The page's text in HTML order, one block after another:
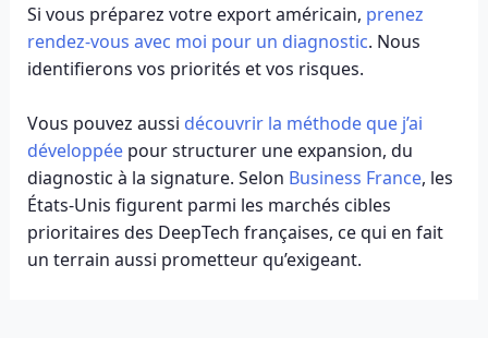
Si vous préparez votre export américain, prenez
rendez-vous avec moi pour un diagnostic. Nous
identifierons vos priorités et vos risques.
Vous pouvez aussi découvrir la méthode que j’ai
développéepour structurer une expansion, du
diagnostic à la signature. Selon Business France, les
États-Unis figurent parmi les marchés cibles
prioritaires des DeepTech françaises, ce qui en fait
un terrain aussi prometteur qu’exigeant.